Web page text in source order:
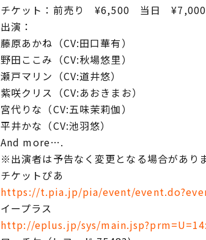
チケット：前売り ¥6,500 当日 ¥7,000
出演：
藤原あかね（CV:田口華有）
野田ここみ（CV:秋場悠里）
瀬戸マリン（CV:道井悠）
紫咲クリス（CV:あおきまお）
宮代りな（CV:五味茉莉伽）
平井かな（CV:池羽悠）
And more….
※出演者は予告なく変更となる場合があり
チケットぴあ
https://t.pia.jp/pia/event/
イープラス
http://eplus.jp/sys/